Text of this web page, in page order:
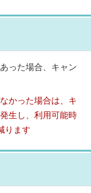
った場合、キャン
かった場合は、キ
生し、利用可能時
ります